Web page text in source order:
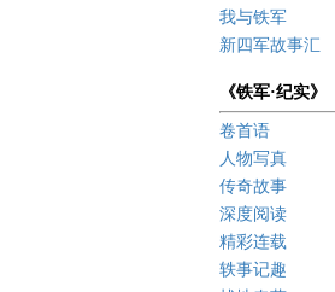
我与铁军
新四军故事汇
《铁军·纪实》
卷首语
人物写真
传奇故事
深度阅读
精彩连载
轶事记趣